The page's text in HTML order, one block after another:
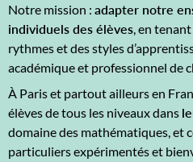
Notre mission : adapter notre
individuels des élèves, en
rythmes et des styles
académique et professionnel de
À Paris et partout ailleurs en
élèves de tous les niveaux dans
domaine des mathématiques, et
particuliers expérimentés et